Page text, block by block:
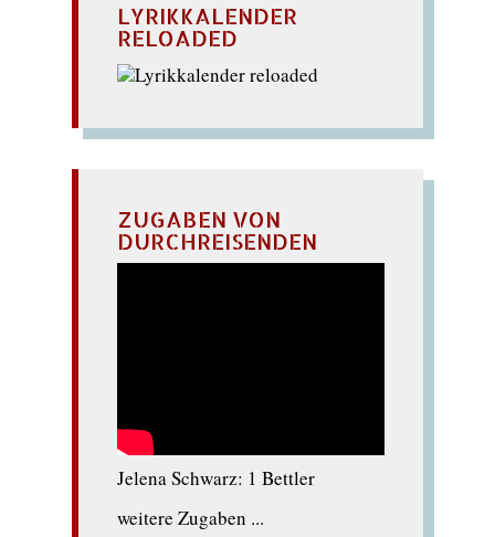
LYRIKKALENDER
RELOADED
ZUGABEN VON
DURCHREISENDEN
Jelena Schwarz: 1 Bettler
weitere Zugaben ...